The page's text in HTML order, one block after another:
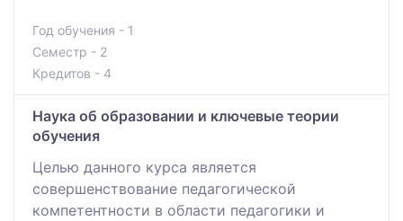
Год обучения - 1
Семестр - 2
Кредитов - 4
Наука об образовании и ключевые теории
обучения
Целью данного курса является
совершенствование педагогической
компетентности в области педагогики и